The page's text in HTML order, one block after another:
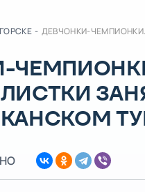
- ДЕВЧОНКИ-